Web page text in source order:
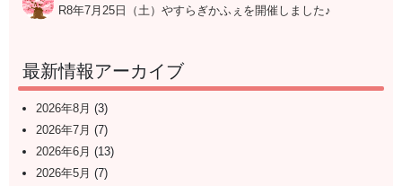
R8年7月25日（土）やすらぎかふぇを開催しました♪
最新情報アーカイブ
2026年8月 (3)
2026年7月 (7)
2026年6月 (13)
2026年5月 (7)